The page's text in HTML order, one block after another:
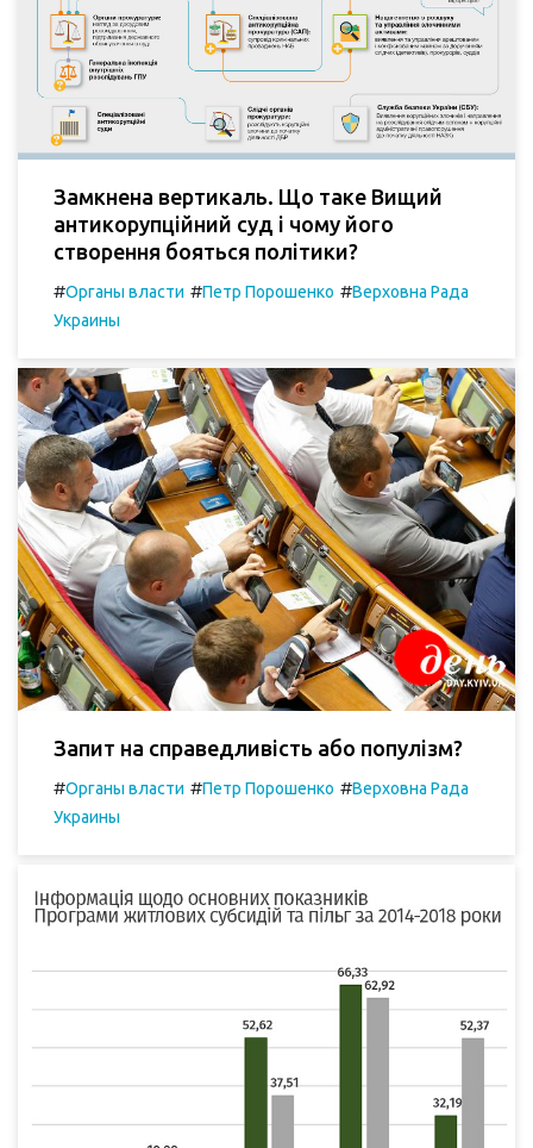
Замкнена вертикаль. Що таке Вищий
антикорупційний суд і чому його
створення бояться політики?
#Органы власти #Петр Порошенко #Верховна Рада
Украины
Запит на справедливість або популізм?
#Органы власти #Петр Порошенко #Верховна Рада
Украины